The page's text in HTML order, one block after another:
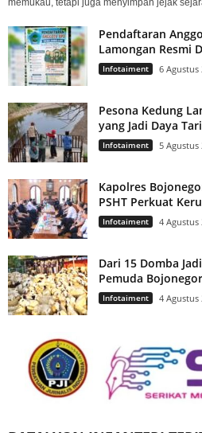
Pendaftaran
Lamongan Resmi
Infotaiment 6 Agustus
Pesona Kedung
yang Jadi Daya
Infotaiment 5 Agustus
Kapolres
PSHT Perkuat
Infotaiment 4 Agustus
Dari 15 Domba
Pemuda
Infotaiment 4 Agustus